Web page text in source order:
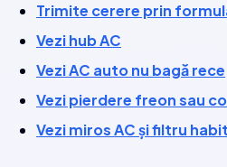
Trimite cerere prin
Vezi hub AC
Vezi AC auto nu bagă rece
Vezi pierdere freon sau
Vezi miros AC și filtru